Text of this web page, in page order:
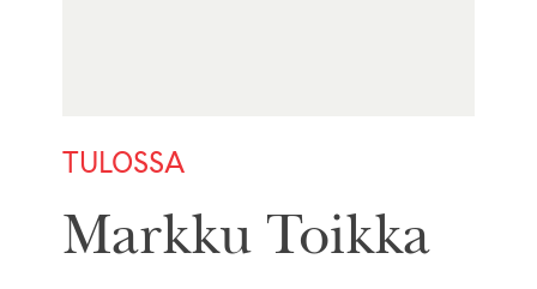
TULOSSA
Markku Toikka